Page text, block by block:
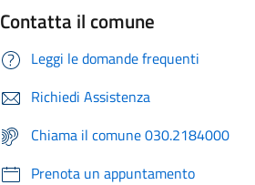
Contatta il comune
Leggi le domande frequenti
Richiedi Assistenza
Chiama il comune 030.2184000
Prenota un appuntamento